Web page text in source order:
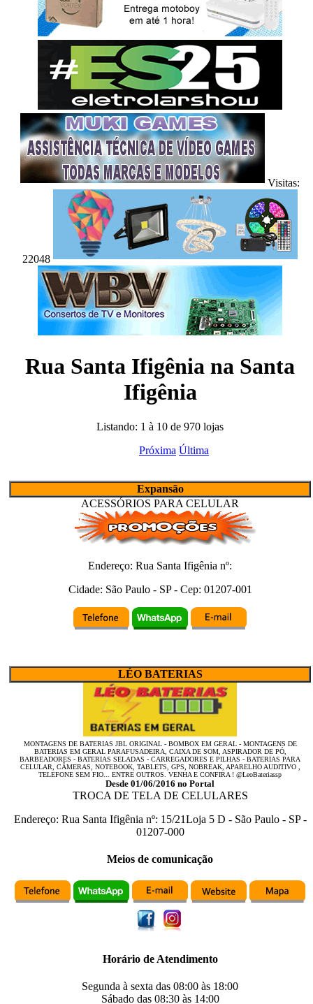
Visitas:
22048
Rua Santa Ifigênia na Santa
Ifigênia
Listando: 1 à 10 de 970 lojas
Próxima Última
Expansão
ACESSÓRIOS PARA CELULAR
Endereço: Rua Santa Ifigênia nº:
Cidade: São Paulo- SP- Cep: 01207-001
LÉO BATERIAS
MONTAGENS DE BATERIAS JBL ORIGINAL - BOMBOX EM GERAL - MONTAGENS DE
BATERIAS EM GERAL PARAFUSADEIRA, CAIXA DE SOM, ASPIRADOR DE PÓ,
BARBEADORES - BATERIAS SELADAS - CARREGADORES E PILHAS - BATERIAS PARA
CELULAR, CÂMERAS, NOTEBOOK, TABLETS, GPS, NOBREAK, APARELHO AUDITIVO ,
TELEFONE SEM FIO... ENTRE OUTROS. VENHA E CONFIRA ! @LeoBateriassp
Desde 01/06/2016 no Portal
TROCA DE TELA DE CELULARES
Endereço: Rua Santa Ifigênia nº: 15/21Loja 5 D - São Paulo- SP-
01207-000
Meios de comunicação
Horário de Atendimento
Segunda à sexta das 08:00 às 18:00
Sábado das 08:30às 14:00